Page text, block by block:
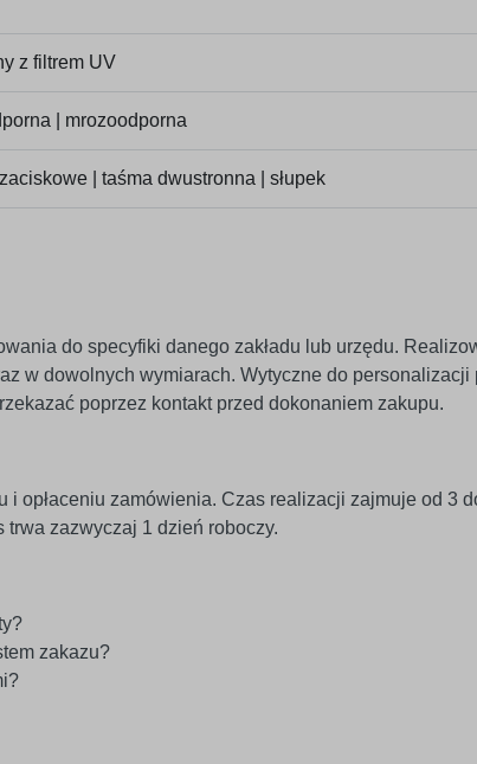
z filtrem UV
| mrozoodporna
| taśma dwustronna | słupek
do specyfiki danego zakładu lub urzędu.
w dowolnych wymiarach. Wytyczne do personalizacji
poprzez kontakt przed dokonaniem zakupu.
opłaceniu zamówienia. Czas realizacji zajmuje od 3
trwa zazwyczaj 1 dzień roboczy.
zakazu?